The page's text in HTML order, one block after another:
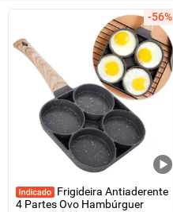
-56%
Frigideira Antiaderente
4 Partes Ovo Hambúrguer